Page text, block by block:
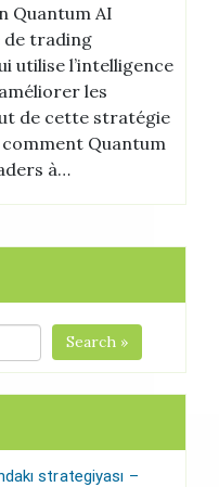
Quantum AI
de trading
utilise l’intelligence
les
de cette stratégie
Quantum
à…
Search »
strategiyası –